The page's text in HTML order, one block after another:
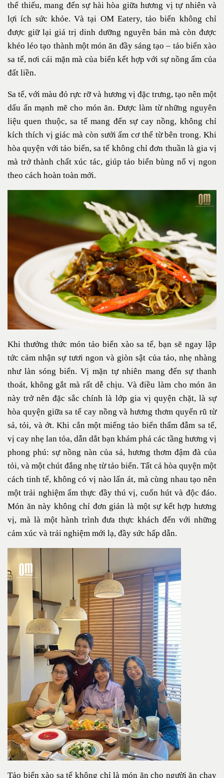
thể thiếu, mang đến sự hài hòa giữa hương vị tự nhiên và
lợi ích sức khỏe. Và tại OM Eatery, tảo biển không chỉ
được giữ lại giá trị dinh dưỡng nguyên bản mà còn được
khéo léo tạo thành một món ăn đầy sáng tạo – tảo biển xào
sa tế, nơi cái mặn mà của biển kết hợp với sự nồng ấm của
đất liền.
Sa tế, với màu đỏ rực rỡ và hương vị đặc trưng, tạo nên một
dấu ấn mạnh mẽ cho món ăn. Được làm từ những nguyên
liệu quen thuộc, sa tế mang đến sự cay nồng, không chỉ
kích thích vị giác mà còn sưởi ấm cơ thể từ bên trong. Khi
hòa quyện với tảo biển, sa tế không chỉ đơn thuần là gia vị
mà trở thành chất xúc tác, giúp tảo biển bùng nổ vị ngon
theo cách hoàn toàn mới.
Khi thưởng thức món tảo biển xào sa tế, bạn sẽ ngay lập
tức cảm nhận sự tươi ngon và giòn sật của tảo, nhẹ nhàng
như làn sóng biển. Vị mặn tự nhiên mang đến sự thanh
thoát, không gắt mà rất dễ chịu. Và điều làm cho món ăn
này trở nên đặc sắc chính là lớp gia vị quyện chặt, là sự
hòa quyện giữa sa tế cay nồng và hương thơm quyến rũ từ
sả, tỏi, và ớt. Khi cắn một miếng tảo biển thấm đẫm sa tế,
vị cay nhẹ lan tỏa, dẫn dắt bạn khám phá các tầng hương vị
phong phú: sự nồng nàn của sả, hương thơm đậm đà của
tỏi, và một chút đắng nhẹ từ tảo biển. Tất cả hòa quyện một
cách tinh tế, không có vị nào lấn át, mà cùng nhau tạo nên
một trải nghiệm ẩm thực đầy thú vị, cuốn hút và độc đáo.
Món ăn này không chỉ đơn giản là một sự kết hợp hương
vị, mà là một hành trình đưa thực khách đến với những
cảm xúc và trải nghiệm mới lạ, đầy sức hấp dẫn.
Tảo biển xào sa tế không chỉ là món ăn cho người ăn chay